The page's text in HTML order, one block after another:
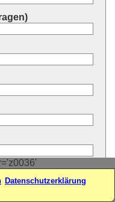
Datenschutzerklärung